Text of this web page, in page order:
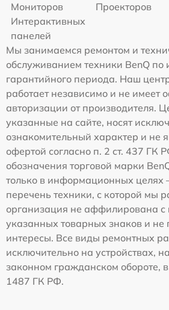
Мониторов
Проекторов
Интерактивных
панелей
Мы занимаемся ремонтом и
обслуживанием техники BenQ по
гарантийного периода. Наш
работает независимо и не имеет
авторизации от производителя.
указанные на сайте, носят
ознакомительный характер и не
офертой согласно п. 2 ст. 437 ГК
обозначения торговой марки
только в информационных целях
перечень техники, с которой мы
организация не аффилирована с
указанных товарных знаков и не
интересы. Все виды ремонтных
исключительно на устройствах,
законном гражданском обороте, в
1487 ГК РФ.